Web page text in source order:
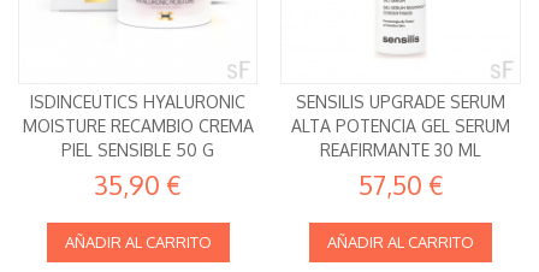
ISDINCEUTICS HYALURONIC
MOISTURE RECAMBIO CREMA
PIEL SENSIBLE 50 G
35,90 €
AÑADIR AL CARRITO
SENSILIS UPGRADE SERUM
ALTA POTENCIA GEL SERUM
REAFIRMANTE 30 ML
57,50 €
AÑADIR AL CARRITO